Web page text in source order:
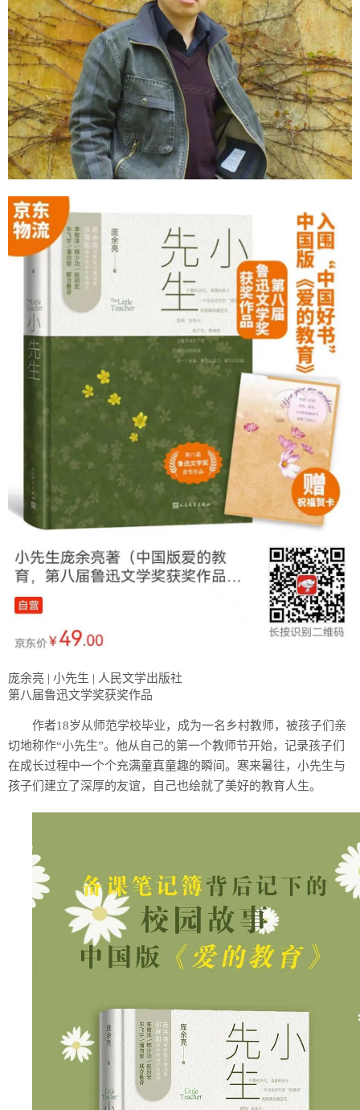
庞余亮 | 小先生 | 人民文学出版社
第八届鲁迅文学奖获奖作品
作者18岁从师范学校毕业，成为一名乡村教师，被孩子们亲
切地称作“小先生”。他从自己的第一个教师节开始，记录孩子们
在成长过程中一个个充满童真童趣的瞬间。寒来暑往，小先生与
孩子们建立了深厚的友谊，自己也绘就了美好的教育人生。